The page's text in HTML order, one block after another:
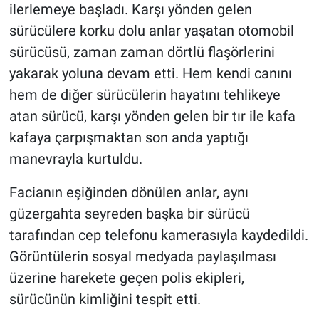
ilerlemeye başladı. Karşı yönden gelen
sürücülere korku dolu anlar yaşatan otomobil
sürücüsü, zaman zaman dörtlü flaşörlerini
yakarak yoluna devam etti. Hem kendi canını
hem de diğer sürücülerin hayatını tehlikeye
atan sürücü, karşı yönden gelen bir tır ile kafa
kafaya çarpışmaktan son anda yaptığı
manevrayla kurtuldu.
Facianın eşiğinden dönülen anlar, aynı
güzergahta seyreden başka bir sürücü
tarafından cep telefonu kamerasıyla kaydedildi.
Görüntülerin sosyal medyada paylaşılması
üzerine harekete geçen polis ekipleri,
sürücünün kimliğini tespit etti.